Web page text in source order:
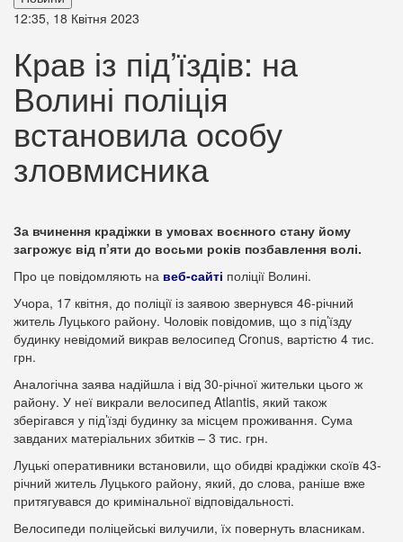
12:35, 18 Квітня 2023
Крав із під’їздів: на
Волині поліція
встановила особу
зловмисника
За вчинення крадіжки в умовах воєнного стану йому
загрожує від п’яти до восьми років позбавлення волі.
Про це повідомляють на веб-сайті поліції Волині.
Учора, 17 квітня, до поліції із заявою звернувся 46-річний
житель Луцького району. Чоловік повідомив, що з під’їзду
будинку невідомий викрав велосипед Cronus, вартістю 4 тис.
грн.
Аналогічна заява надійшла і від 30-річної жительки цього ж
району. У неї викрали велосипед Atlantis, який також
зберігався у під’їзді будинку за місцем проживання. Сума
завданих матеріальних збитків – 3 тис. грн.
Луцькі оперативники встановили, що обидві крадіжки скоїв 43-
річний житель Луцького району, який, до слова, раніше вже
притягувався до кримінальної відповідальності.
Велосипеди поліцейські вилучили, їх повернуть власникам.